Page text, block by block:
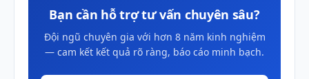
Bạn cần hỗ trợ tư vấn chuyên sâu?
Đội ngũ chuyên gia với hơn 8 năm kinh nghiệm
— cam kết kết quả rõ ràng, báo cáo minh bạch.